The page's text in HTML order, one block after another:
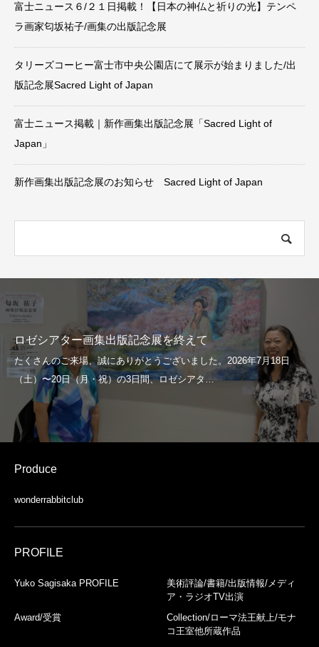
富士ニュース６/２１日掲載！【日本の神仏と祈りの光】テンペ
ラ画家匂坂祐子/画集の出版記念展
タリーズコーヒー富士市中央公園店にて展示が始まりました/出
版記念展Sacred Light of Japan
富士ニュース掲載｜新作画集出版記念展「Sacred Light of
Japan」
新作画集出版記念展のお知らせ Sacred Light of Japan
ロゼシアター画集出版記念展を終えて
Produce
wonderrabbitclub
PROFILE
Yuko Sagisaka PROFILE
美術評論/書籍/出版情報/メディ
ア・ラジオTV出演
Award/受賞
Collection/ローマ法王献上/モナ
コ王室他所蔵作品